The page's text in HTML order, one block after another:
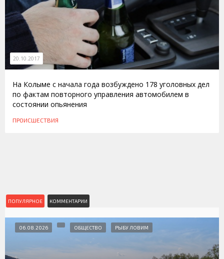
20.10.2017
На Колыме с начала года возбуждено 178 уголовных дел
по фактам повторного управления автомобилем в
состоянии опьянения
ПРОИСШЕСТВИЯ
ПОПУЛЯРНОЕ КОММЕНТАРИИ
06.08.2026 ОБЩЕСТВО РЫБУ ЛОВИМ